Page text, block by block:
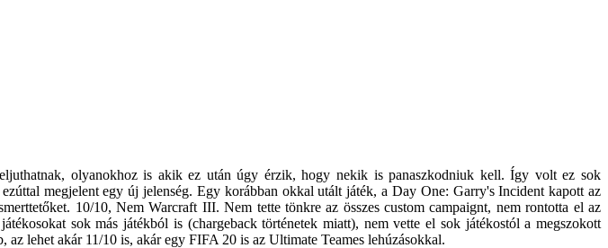
olyanokhoz is akik ez után úgy érzik, hogy nekik is panaszkodniuk kell. Így volt ez sok
megjelent egy új jelenség. Egy korábban okkal utált játék, a Day One: Garry's Incident kapott az
10/10, Nem Warcraft III. Nem tette tönkre az összes custom campaignt, nem rontotta el az
sok más játékból is (chargeback történetek miatt), nem vette el sok játékostól a megszokott
lehet akár 11/10 is, akár egy FIFA 20 is az Ultimate Teames lehúzásokkal.